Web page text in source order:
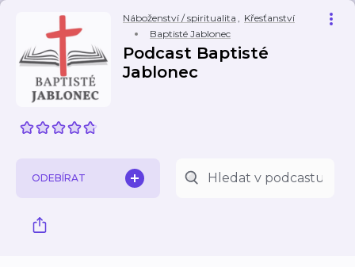
Náboženství / spiritualita , Křesťanství
Baptisté Jablonec
Podcast Baptisté
Jablonec
ODEBÍRAT